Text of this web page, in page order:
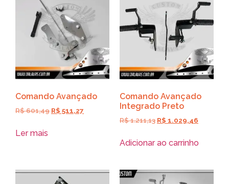
Comando Avançado
R$601,49 R$ 511,27
Ler mais
Comando Avançado
Integrado Preto
R$1.211,13 R$ 1.029,46
Adicionar ao carrinho